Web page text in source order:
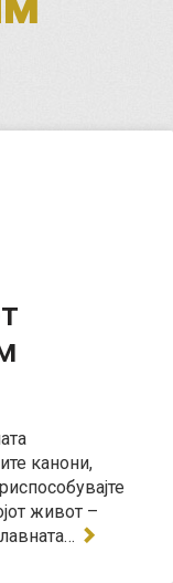
канони,
живот –